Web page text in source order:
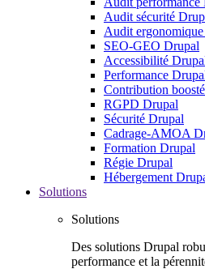
Audit sécurité
Audit
SEO-GEO Drupal
Accessibilité
Performance
Contribution
RGPD Drupal
Sécurité Drupal
Cadrage-AMOA
Formation Drupal
Régie Drupal
Hébergement
Solutions
Solutions
Des solutions Drupal
performance et la